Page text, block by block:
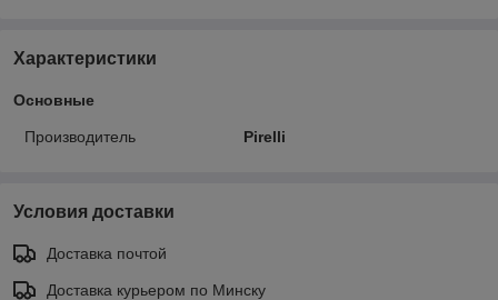
Характеристики
Основные
Производитель Pirelli
Условия доставки
Доставка почтой
Доставка курьером по Минску